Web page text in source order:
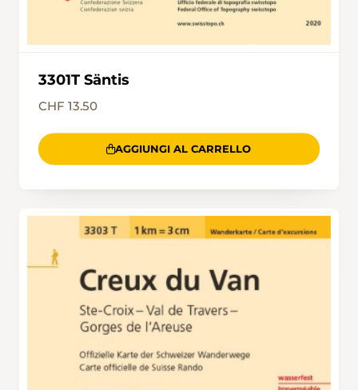
3301T Säntis
CHF 13.50
AGGIUNGI AL CARRELLO